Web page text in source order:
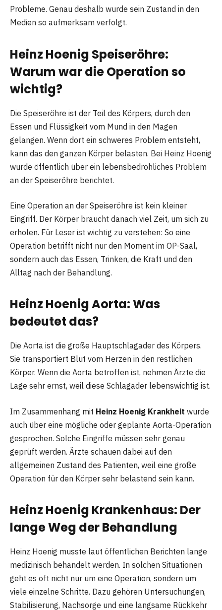
Probleme. Genau deshalb wurde sein Zustand in den
Medien so aufmerksam verfolgt.
Heinz Hoenig Speiseröhre:
Warum war die Operation so
wichtig?
Die Speiseröhre ist der Teil des Körpers, durch den
Essen und Flüssigkeit vom Mund in den Magen
gelangen. Wenn dort ein schweres Problem entsteht,
kann das den ganzen Körper belasten. Bei Heinz Hoenig
wurde öffentlich über ein lebensbedrohliches Problem
an der Speiseröhre berichtet.
Eine Operation an der Speiseröhre ist kein kleiner
Eingriff. Der Körper braucht danach viel Zeit, um sich zu
erholen. Für Leser ist wichtig zu verstehen: So eine
Operation betrifft nicht nur den Moment im OP-Saal,
sondern auch das Essen, Trinken, die Kraft und den
Alltag nach der Behandlung.
Heinz Hoenig Aorta: Was
bedeutet das?
Die Aorta ist die große Hauptschlagader des Körpers.
Sie transportiert Blut vom Herzen in den restlichen
Körper. Wenn die Aorta betroffen ist, nehmen Ärzte die
Lage sehr ernst, weil diese Schlagader lebenswichtig ist.
Im Zusammenhang mit Heinz Hoenig Krankheit wurde
auch über eine mögliche oder geplante Aorta-Operation
gesprochen. Solche Eingriffe müssen sehr genau
geprüft werden. Ärzte schauen dabei auf den
allgemeinen Zustand des Patienten, weil eine große
Operation für den Körper sehr belastend sein kann.
Heinz Hoenig Krankenhaus: Der
lange Weg der Behandlung
Heinz Hoenig musste laut öffentlichen Berichten lange
medizinisch behandelt werden. In solchen Situationen
geht es oft nicht nur um eine Operation, sondern um
viele einzelne Schritte. Dazu gehören Untersuchungen,
Stabilisierung, Nachsorge und eine langsame Rückkehr